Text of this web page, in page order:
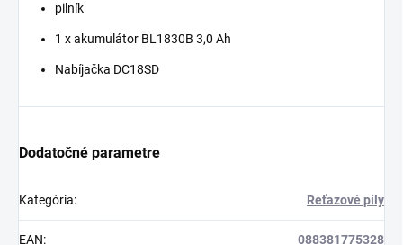
pilník
1 x akumulátor BL1830B 3,0 Ah
Nabíjačka DC18SD
Dodatočné parametre
Kategória: Reťazové píly
EAN: 088381775328